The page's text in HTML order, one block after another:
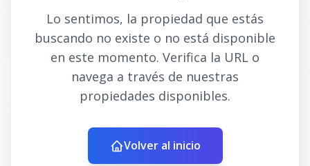
Lo sentimos, la propiedad que estás
buscando no existe o no está disponible
en este momento. Verifica la URL o
navega a través de nuestras
propiedades disponibles.
Volver al inicio